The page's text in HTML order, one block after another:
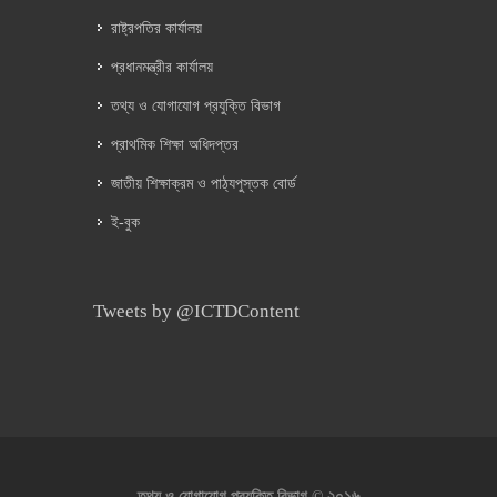
রাষ্ট্রপতির কার্যালয়
প্রধানমন্ত্রীর কার্যালয়
তথ্য ও যোগাযোগ প্রযুক্তি বিভাগ
প্রাথমিক শিক্ষা অধিদপ্তর
জাতীয় শিক্ষাক্রম ও পাঠ্যপুস্তক বোর্ড
ই-বুক
Tweets by @ICTDContent